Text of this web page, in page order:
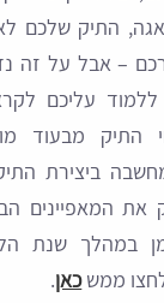
התיק שלכם
– אבל על זה
ללמוד עליכם
התיק מבעוד
ביצירת
את המאפיינים
במהלך שנת
ממשכאן.